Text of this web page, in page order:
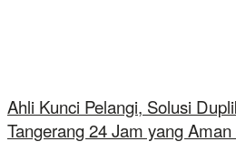
Ahli Kunci Pelangi, Solusi
Tangerang 24 Jam yang